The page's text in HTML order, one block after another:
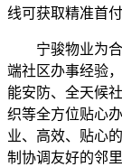
线可获取精准首
宁骏物业为合
端社区办事经验
能安防、全天候
织等全方位贴心
业、高效、贴心
制协调友好的邻